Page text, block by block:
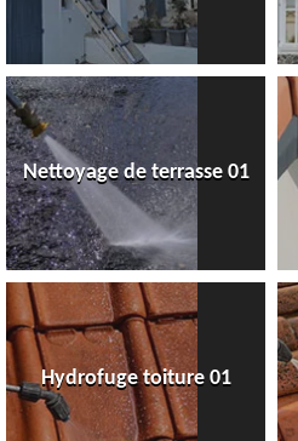
Nettoyage de terrasse 01
Hydrofuge toiture 01